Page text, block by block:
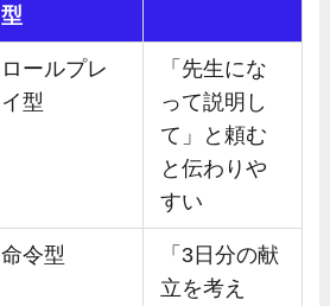
型
ロールプレ
イ型
「先生にな
って説明し
て」と頼む
と伝わりや
すい
命令型
「3日分の献
立を考え